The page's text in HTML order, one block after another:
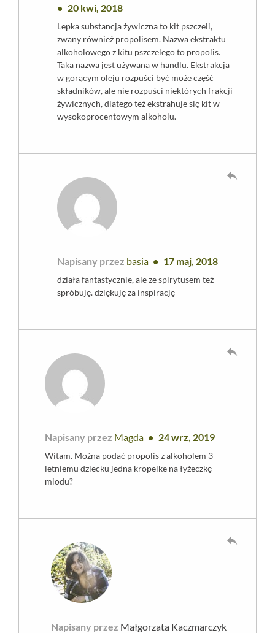
20 kwi, 2018
Lepka substancja żywiczna to kit pszczeli,
zwany również propolisem. Nazwa ekstraktu
alkoholowego z kitu pszczelego to propolis.
Taka nazwa jest używana w handlu. Ekstrakcja
w gorącym oleju rozpuści być może część
składników, ale nie rozpuści niektórych frakcji
żywicznych, dlatego też ekstrahuje się kit w
wysokoprocentowym alkoholu.
Napisany przez basia 17 maj, 2018
działa fantastycznie, ale ze spirytusem też
spróbuję. dziękuję za inspirację
reply
Napisany przez Magda 24 wrz, 2019
Witam. Można podać propolis z alkoholem 3
letniemu dziecku jedna kropelke na łyżeczkę
miodu?
reply
Napisany przez Małgorzata Kaczmarczyk
reply